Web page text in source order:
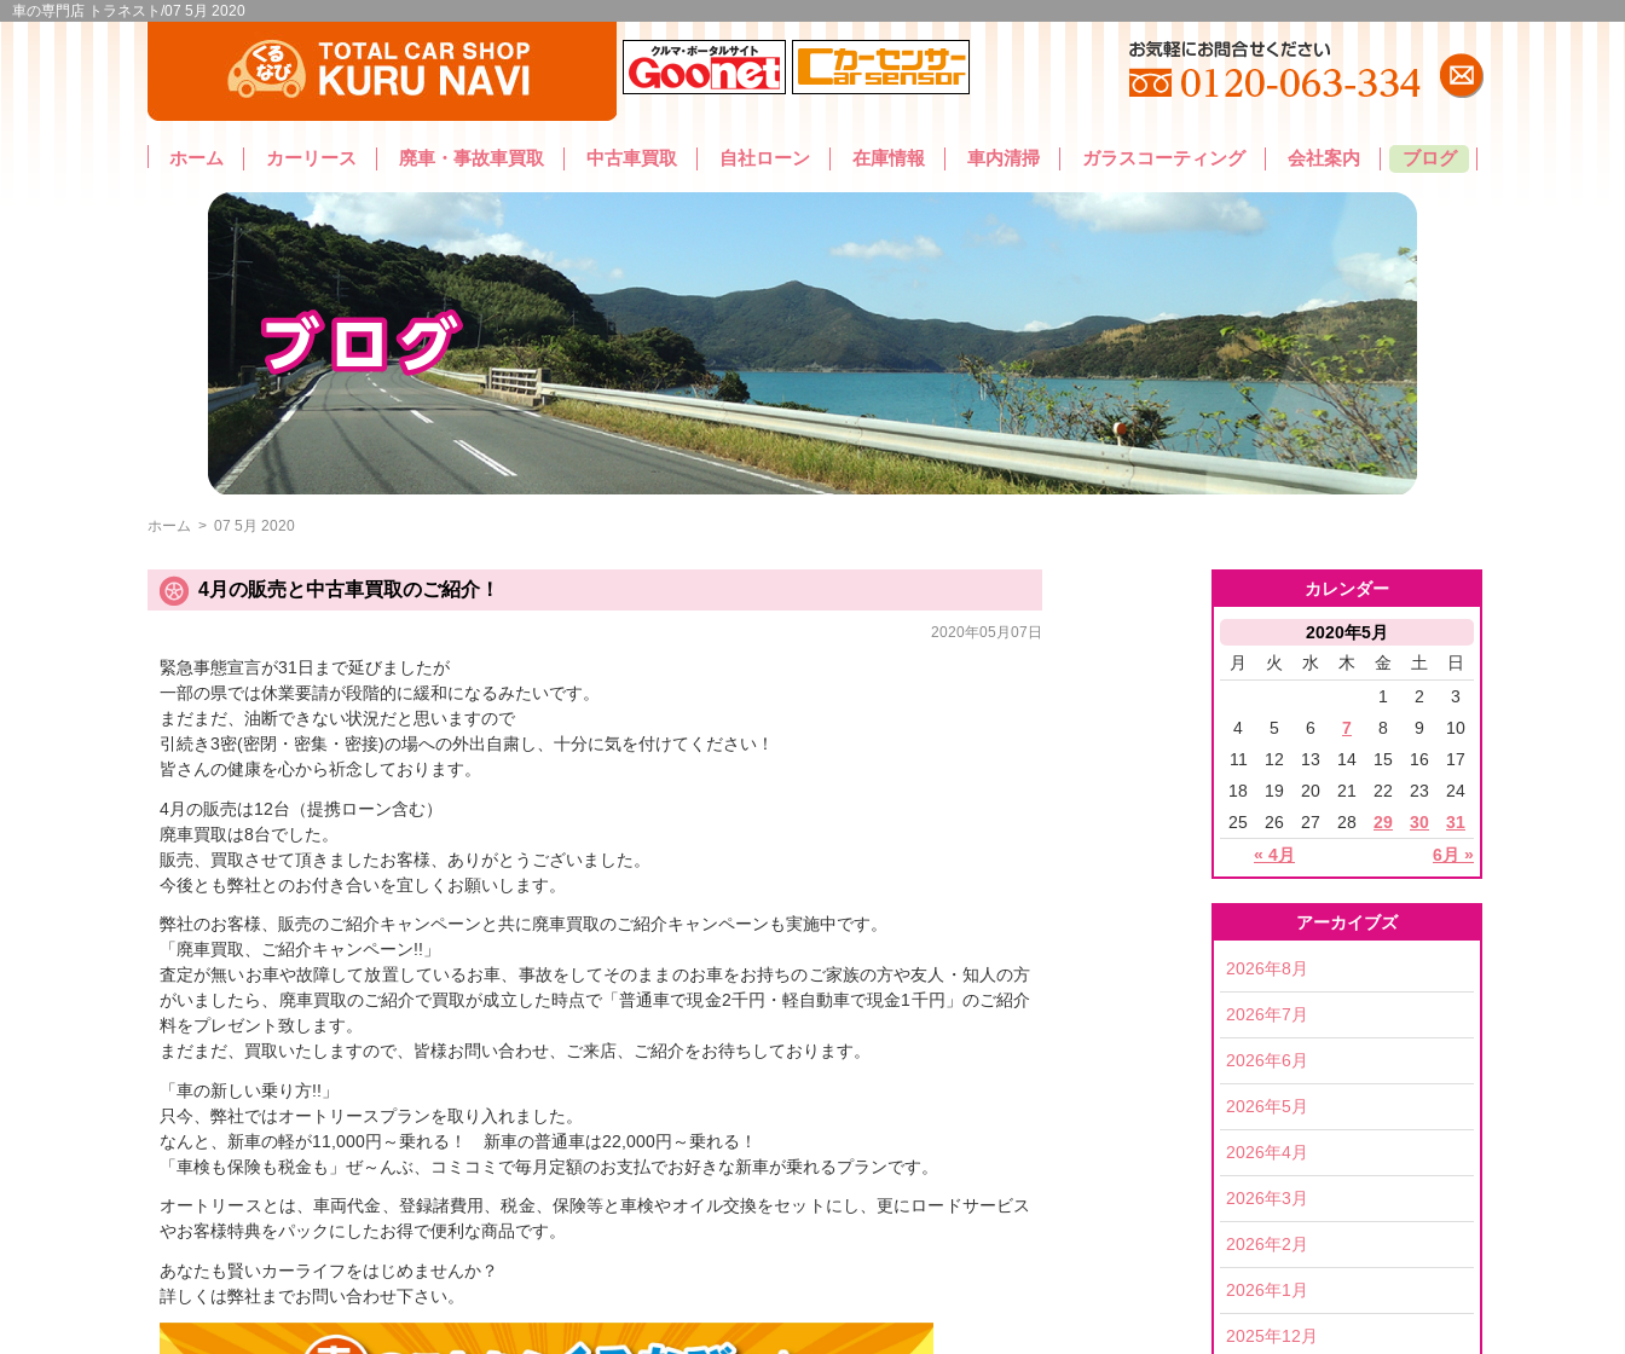
車の専門店 トラネスト/07 5月 2020
ホーム カーリース 廃車・事故車買取 中古車買取 自社ローン 在庫情報 車内清掃 ガラスコーティング 会社案内 ブログ
ホーム > 07 5月 2020
4月の販売と中古車買取のご紹介！
2020年05月07日
緊急事態宣言が31日まで延びましたが
一部の県では休業要請が段階的に緩和になるみたいです。
まだまだ、油断できない状況だと思いますので
引続き3密(密閉・密集・密接)の場への外出自粛し、十分に気を付けてください！
皆さんの健康を心から祈念しております。
4月の販売は12台（提携ローン含む）
廃車買取は8台でした。
販売、買取させて頂きましたお客様、ありがとうございました。
今後とも弊社とのお付き合いを宜しくお願いします。
弊社のお客様、販売のご紹介キャンペーンと共に廃車買取のご紹介キャンペーンも実施中です。
「廃車買取、ご紹介キャンペーン!!」
査定が無いお車や故障して放置しているお車、事故をしてそのままのお車をお持ちのご家族の方や友人・知人の方
がいましたら、廃車買取のご紹介で買取が成立した時点で「普通車で現金2千円・軽自動車で現金1千円」のご紹介
料をプレゼント致します。
まだまだ、買取いたしますので、皆様お問い合わせ、ご来店、ご紹介をお待ちしております。
「車の新しい乗り方!!」
只今、弊社ではオートリースプランを取り入れました。
なんと、新車の軽が11,000円～乗れる！ 新車の普通車は22,000円～乗れる！
「車検も保険も税金も」ぜ～んぶ、コミコミで毎月定額のお支払でお好きな新車が乗れるプランです。
オートリースとは、車両代金、登録諸費用、税金、保険等と車検やオイル交換をセットにし、更にロードサービス
やお客様特典をパックにしたお得で便利な商品です。
あなたも賢いカーライフをはじめませんか？
詳しくは弊社までお問い合わせ下さい。
カレンダー
2020年5月
月
火 水 木 金 土 日
« 4月 6月 »
1 2
3
4
5 6 7 8 9
10
11
12 13 14 15 16
17
18
19 20 21 22 23
24
25
26 27 28 29 30 31
アーカイブズ
2026年8月
2026年7月
2026年6月
2026年5月
2026年4月
2026年3月
2026年2月
2026年1月
2025年12月